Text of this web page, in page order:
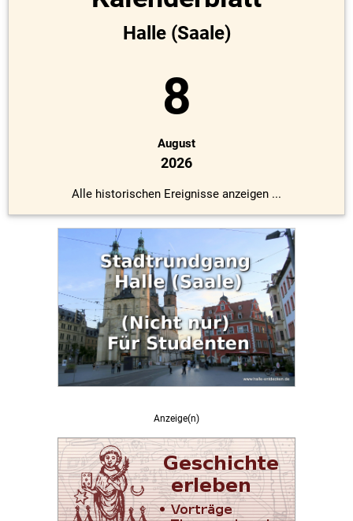
Halle (Saale)
8
August
2026
Alle historischen Ereignisse anzeigen ...
Anzeige(n)